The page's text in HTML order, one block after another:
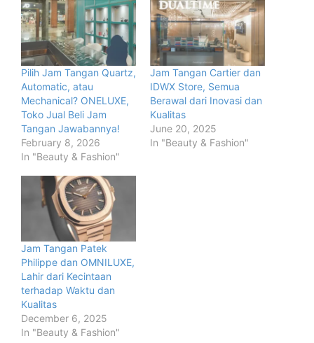
Pilih Jam Tangan Quartz,
Automatic, atau
Mechanical? ONELUXE,
Toko Jual Beli Jam
Tangan Jawabannya!
February 8, 2026
In "Beauty & Fashion"
Jam Tangan Cartier dan
IDWX Store, Semua
Berawal dari Inovasi dan
Kualitas
June 20, 2025
In "Beauty & Fashion"
Jam Tangan Patek
Philippe dan OMNILUXE,
Lahir dari Kecintaan
terhadap Waktu dan
Kualitas
December 6, 2025
In "Beauty & Fashion"